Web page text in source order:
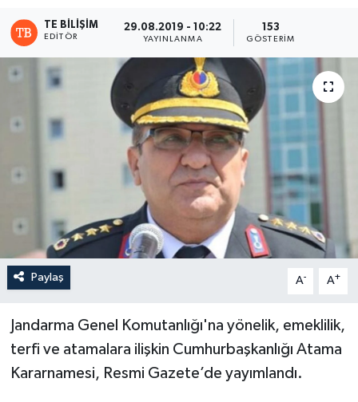
TE BILIŞIM
EDITÖR
29.08.2019 - 10:22
YAYINLANMA
153
GÖSTERIM
Paylaş A- A+
Jandarma Genel Komutanlığı'na yönelik, emeklilik,
terfi ve atamalara ilişkin Cumhurbaşkanlığı Atama
Kararnamesi, Resmi Gazete’de yayımlandı.
Eğitim
Tüm Manşetler
Son Dakika Haberleri
Haber Arşivi